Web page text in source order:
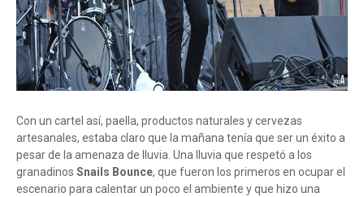
Con un cartel así, paella, productos naturales y cervezas
artesanales, estaba claro que la mañana tenía que ser un éxito a
pesar de la amenaza de lluvia. Una lluvia que respetó a los
granadinos Snails Bounce, que fueron los primeros en ocupar el
escenario para calentar un poco el ambiente y que hizo una